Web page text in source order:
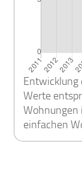
Entwicklung
Werte
Wohnungen
einfachen